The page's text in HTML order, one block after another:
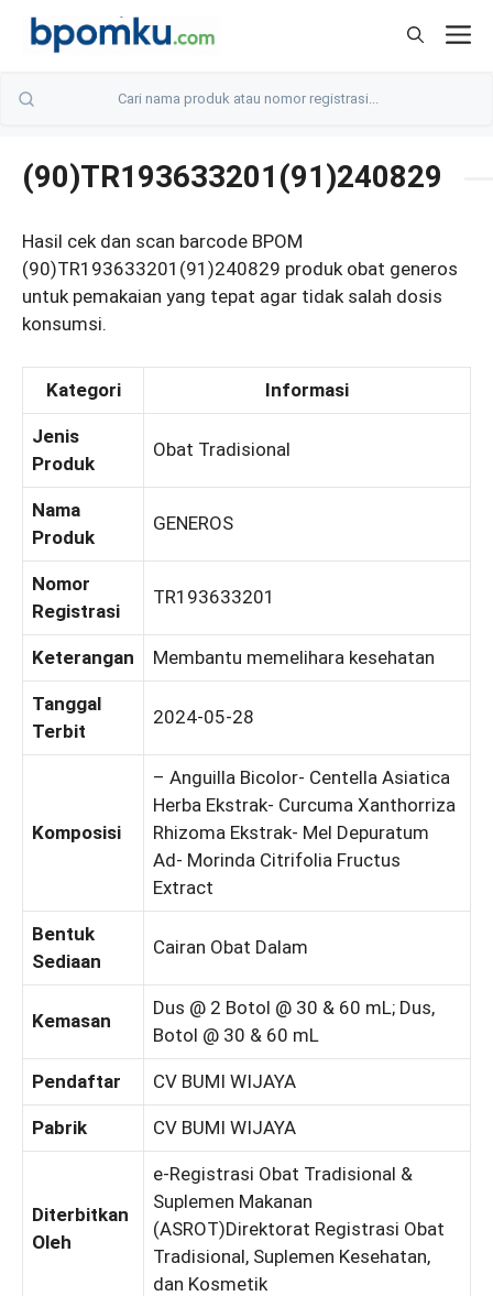
Skip
(90)TR193633201(91)240829
Hasil cek dan scan barcode BPOM
(90)TR193633201(91)240829 produk obat generos
untuk pemakaian yang tepat agar tidak salah dosis
konsumsi.
Kategori Informasi
Jenis
Produk
Obat Tradisional
Nama
Produk
GENEROS
Nomor
Registrasi
TR193633201
Keterangan Membantu memelihara kesehatan
Tanggal
Terbit
2024-05-28
Komposisi
– Anguilla Bicolor- Centella Asiatica
Herba Ekstrak- Curcuma Xanthorriza
Rhizoma Ekstrak- Mel Depuratum
Ad- Morinda Citrifolia Fructus
Extract
Bentuk
Sediaan
Cairan Obat Dalam
Kemasan
Dus @ 2 Botol @ 30 & 60 mL; Dus,
Botol @ 30 & 60 mL
Pendaftar CV BUMI WIJAYA
Pabrik CV BUMI WIJAYA
Diterbitkan
Oleh
e-Registrasi Obat Tradisional &
Suplemen Makanan
(ASROT)Direktorat Registrasi Obat
Tradisional, Suplemen Kesehatan,
dan Kosmetik